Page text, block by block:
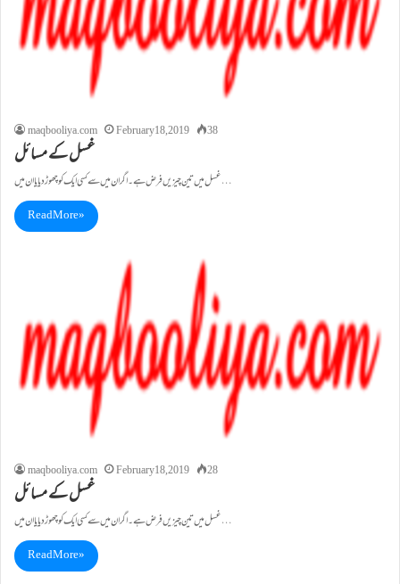
maqbooliya.com February 18, 2019 38
غسل کے مسائل
غسل میں تین چیزیں فرض ہے۔ اگر ان میں سے کسی ایک کو چھوڑ دیا یا ان میں…
Read More »
maqbooliya.com February 18, 2019 28
غسل کے مسائل
غسل میں تین چیزیں فرض ہے۔ اگر ان میں سے کسی ایک کو چھوڑ دیا یا ان میں…
Read More »